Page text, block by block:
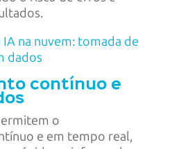
IA na nuvem: tomada de
dados
contínuo e
o
e em tempo real,